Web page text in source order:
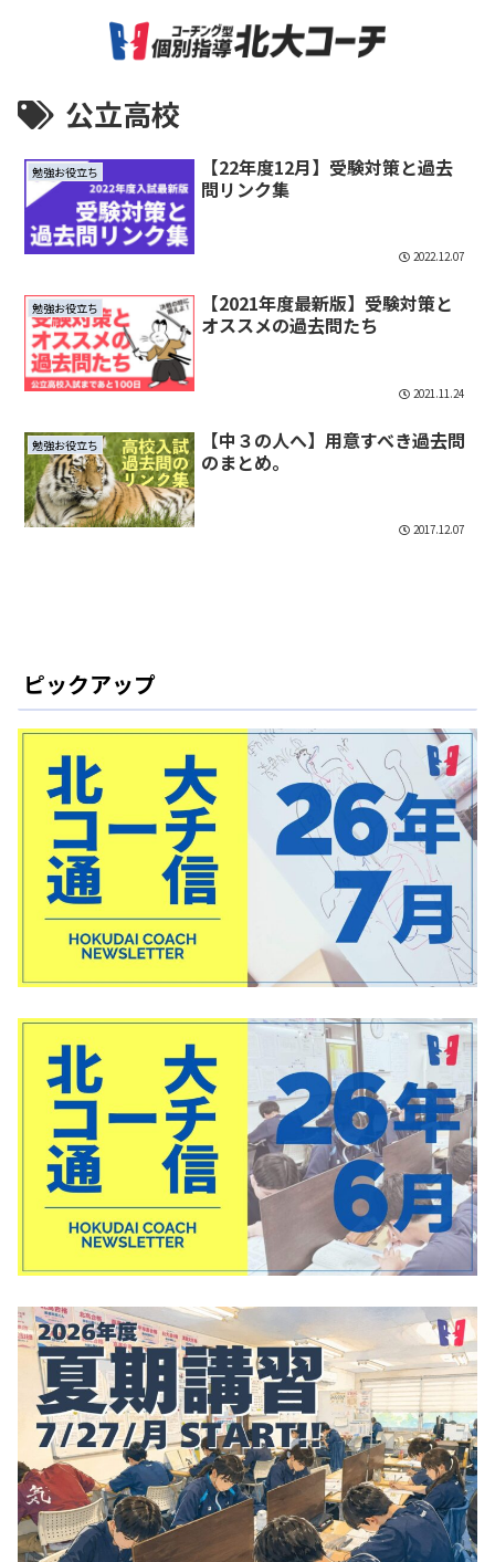
公立高校
勉強お役立ち
【22年度12月】受験対策と過去
問リンク集
2022.12.07
勉強お役立ち
【2021年度最新版】受験対策と
オススメの過去問たち
2021.11.24
勉強お役立ち
【中３の人へ】用意すべき過去問
のまとめ。
2017.12.07
ピックアップ